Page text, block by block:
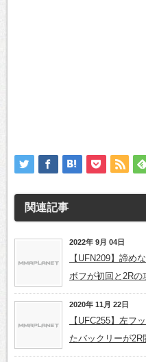
関連記事
2022年 9月 04日
【UFN209】諦め
ボフが初回と2Rの
2020年 11月 22日
【UFC255】左フ
たバックリーが